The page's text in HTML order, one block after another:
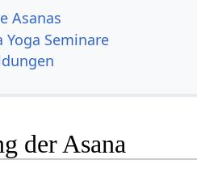
Asanas
Yoga Seminare
der Asana